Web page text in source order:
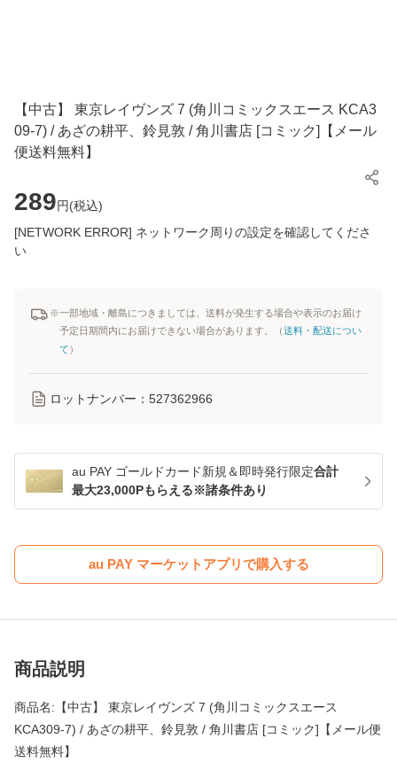
【中古】 東京レイヴンズ 7 (角川コミックスエース KCA3
09-7) / あざの耕平、鈴見敦 / 角川書店 [コミック]【メール
便送料無料】
289円(税込)
[NETWORK ERROR] ネットワーク周りの設定を確認してくださ
い
※一部地域・離島につきましては、送料が発生する場合や表示のお届け
予定日期間内にお届けできない場合があります。（送料・配送につい
て ）
ロットナンバー： 527362966
au PAY ゴールドカード新規＆即時発行限定合計
最大23,000Pもらえる※諸条件あり
au PAY マーケットアプリで購入する
商品説明
商品名:【中古】 東京レイヴンズ 7 (角川コミックスエース
KCA309-7) / あざの耕平、鈴見敦 / 角川書店 [コミック]【メール便
送料無料】